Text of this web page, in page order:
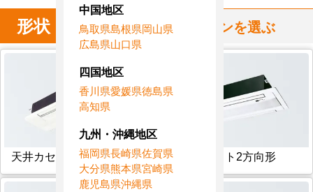
形状 からハウジングエアコンを選ぶ
天井カセット1方向形 天井カセット2方向形
中国地区
鳥取県島根県岡山県
広島県山口県
四国地区
香川県愛媛県徳島県
高知県
九州・沖縄地区
福岡県長崎県佐賀県
大分県熊本県宮崎県
鹿児島県沖縄県